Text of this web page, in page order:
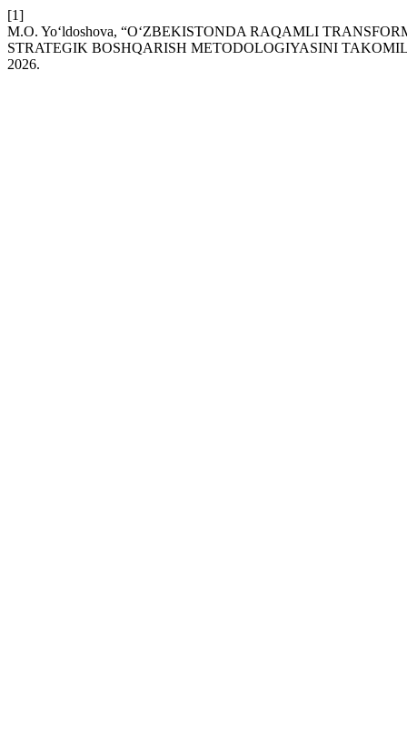
[1]
M.O. Yo‘ldoshova, “O‘ZBEKISTONDA RAQAMLI
STRATEGIK BOSHQARISH METODOLOGIYASINI
2026.